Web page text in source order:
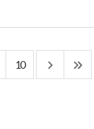
10